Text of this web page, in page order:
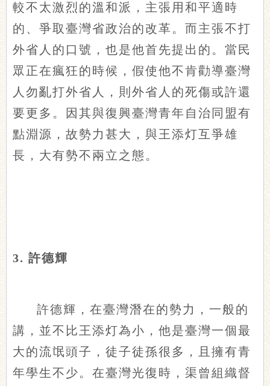
較不太激烈的溫和派，主張用和平適時
的、爭取臺灣省政治的改革。而主張不打
外省人的口號，也是他首先提出的。當民
眾正在瘋狂的時候，假使他不肯勸導臺灣
人勿亂打外省人，則外省人的死傷或許還
要更多。因其與復興臺灣青年自治同盟有
點淵源，故勢力甚大，與王添灯互爭雄
長，大有勢不兩立之態。
3. 許德輝
許德輝，在臺灣潛在的勢力，一般的
講，並不比王添灯為小，他是臺灣一個最
大的流氓頭子，徒子徒孫很多，且擁有青
年學生不少。在臺灣光復時，渠曾組織督